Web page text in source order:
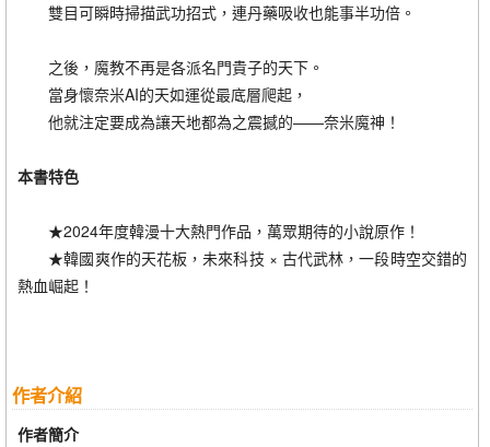
雙目可瞬時掃描武功招式，連丹藥吸收也能事半功倍。
之後，魔教不再是各派名門貴子的天下。
當身懷奈米AI的天如運從最底層爬起，
他就注定要成為讓天地都為之震撼的——奈米魔神！
本書特色
★2024年度韓漫十大熱門作品，萬眾期待的小說原作！
★韓國爽作的天花板，未來科技 × 古代武林，一段時空交錯的
熱血崛起！
作者介紹
作者簡介